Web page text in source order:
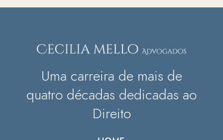
Uma carreira de mais de
quatro décadas dedicadas ao
Direito